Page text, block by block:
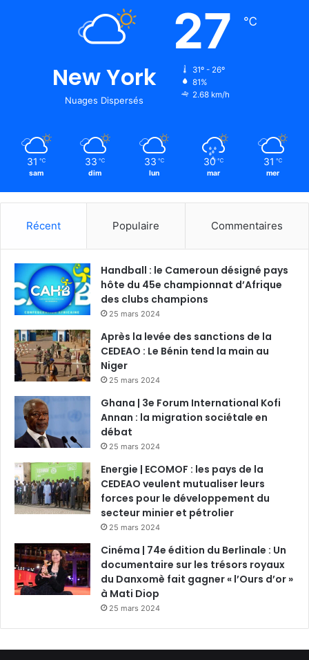
New York
Nuages Dispersés
27 ℃
31º - 26º
81%
2.68 km/h
31 ℃
sam
33 ℃
dim
33 ℃
lun
30 ℃
mar
31 ℃
mer
Récent Populaire Commentaires
Handball : le Cameroun désigné pays
hôte du 45e championnat d’Afrique
des clubs champions
25 mars 2024
Après la levée des sanctions de la
CEDEAO : Le Bénin tend la main au
Niger
25 mars 2024
Ghana | 3e Forum International Kofi
Annan : la migration sociétale en
débat
25 mars 2024
Energie | ECOMOF : les pays de la
CEDEAO veulent mutualiser leurs
forces pour le développement du
secteur minier et pétrolier
25 mars 2024
Cinéma | 74e édition du Berlinale : Un
documentaire sur les trésors royaux
du Danxomè fait gagner « l’Ours d’or »
à Mati Diop
25 mars 2024